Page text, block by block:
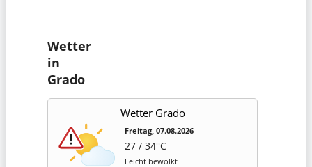
Wetter
in
Grado
Wetter Grado
Freitag, 07.08.2026
27 / 34°C
Leicht bewölkt